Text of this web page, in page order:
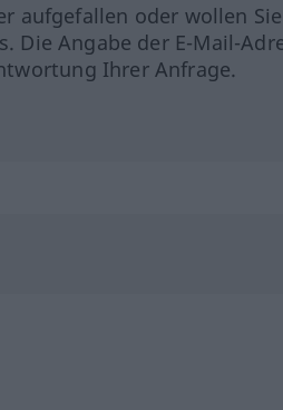
aufgefallen oder wollen
Die Angabe der E-Mail-
Ihrer Anfrage.